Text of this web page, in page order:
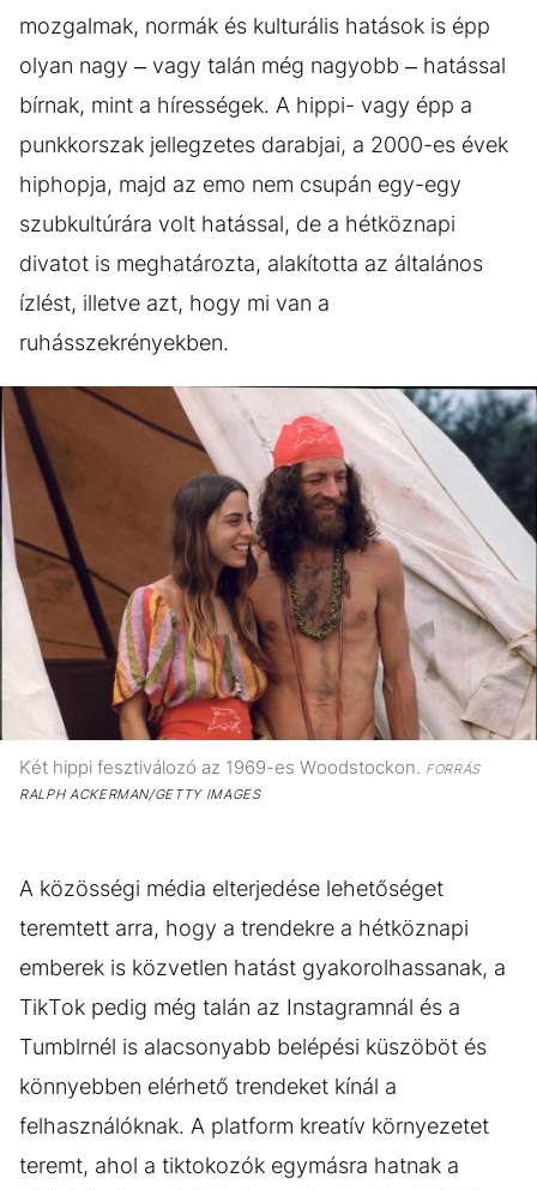
mozgalmak, normák és kulturális hatások is épp
olyan nagy – vagy talán még nagyobb – hatással
bírnak, mint a hírességek. A hippi- vagy épp a
punkkorszak jellegzetes darabjai, a 2000-es évek
hiphopja, majd az emo nem csupán egy-egy
szubkultúrára volt hatással, de a hétköznapi
divatot is meghatározta, alakította az általános
ízlést, illetve azt, hogy mi van a
ruhásszekrényekben.
Két hippi fesztiválozó az 1969-es Woodstockon. FORRÁS
RALPH ACKERMAN/GETTY IMAGES
A közösségi média elterjedése lehetőséget
teremtett arra, hogy a trendekre a hétköznapi
emberek is közvetlen hatást gyakorolhassanak, a
TikTok pedig még talán az Instagramnál és a
Tumblrnél is alacsonyabb belépési küszöböt és
könnyebben elérhető trendeket kínál a
felhasználóknak. A platform kreatív környezetet
teremt, ahol a tiktokozók egymásra hatnak a